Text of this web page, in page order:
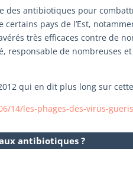
des antibiotiques pour
pays de l’Est,
très efficaces contre de
de nombreuses
qui en dit plus long sur
les-phages-des-virus-
antibiotiques ?